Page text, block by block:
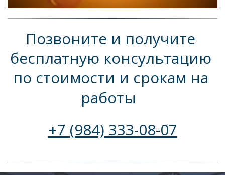
Позвоните и получите
бесплатную консультацию
по стоимости и срокам на
работы
+7 (984) 333-08-07